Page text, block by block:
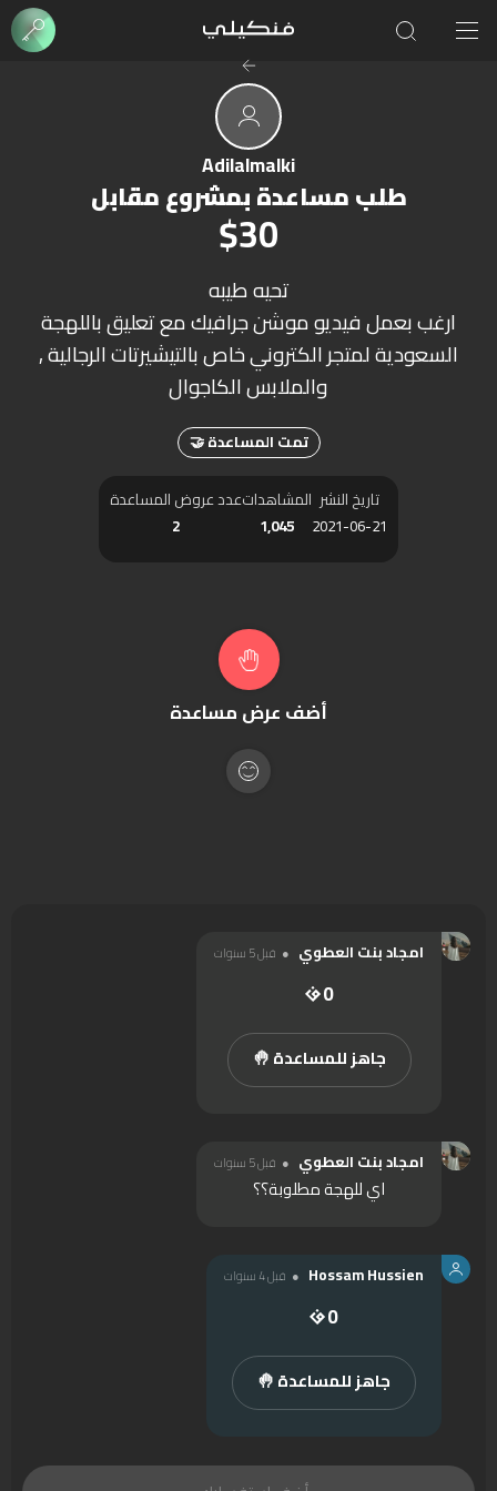
Adilalmalki
طلب مساعدة بمشروع مقابل
$30
تحيه طيبه
ارغب بعمل فيديو موشن جرافيك مع تعليق باللهجة
السعودية لمتجر الكتروني خاص بالتيشيرتات الرجالية ,
والملابس الكاجوال
تمت المساعدة 🤝
تاريخ النشر
2021-06-21
المشاهدات
1,045
عدد عروض المساعدة
2
أضف عرض مساعدة
امجاد بنت العطوي قبل 5 سنوات
0
جاهز للمساعدة 🤚
امجاد بنت العطوي قبل 5 سنوات
اي للهجة مطلوبة؟؟
Hossam Hussien قبل 4 سنوات
0
جاهز للمساعدة 🤚